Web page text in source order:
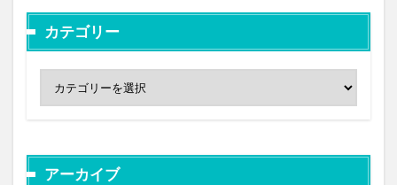
カテゴリー
アーカイブ